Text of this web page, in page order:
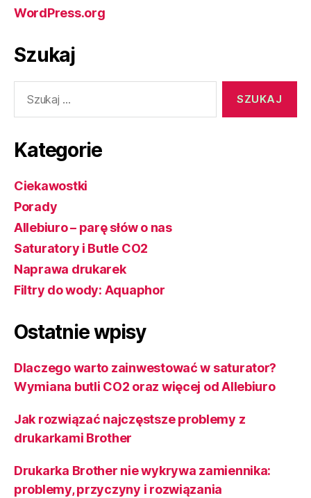
WordPress.org
Szukaj
Kategorie
Ciekawostki
Porady
Allebiuro – parę słów o nas
Saturatory i Butle CO2
Naprawa drukarek
Filtry do wody: Aquaphor
Ostatnie wpisy
Dlaczego warto zainwestować w saturator?
Wymiana butli CO2 oraz więcej od Allebiuro
Jak rozwiązać najczęstsze problemy z
drukarkami Brother
Drukarka Brother nie wykrywa zamiennika:
problemy, przyczyny i rozwiązania